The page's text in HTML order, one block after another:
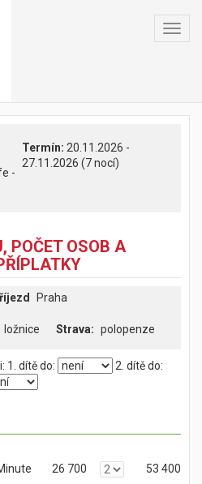
-
Termín: 20.11.2026 -
27.11.2026 (7 nocí)
POČET OSOB A
Praha
ložnice polopenze
1. dítě do: 2. dítě do:
26 700 53 400